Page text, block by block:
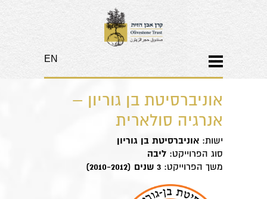
EN
אוניברסיטת בן גוריון –
אנרגיה סולארית
ישות: אוניברסיטת בן גוריון
סוג הפרוייקט: ליבה
משך הפרוייקט: 3 שנים (2010-2012)